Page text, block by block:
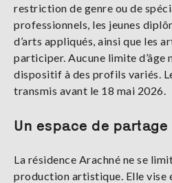
restriction de genre ou de
professionnels, les jeunes
d’arts appliqués, ainsi que les
participer. Aucune limite d’âge
dispositif à des profils variés.
transmis avant le 18 mai 2026.
Un espace de
La résidence Arachné ne se
production artistique. Elle vise